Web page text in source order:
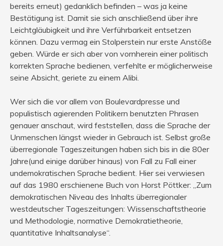
bereits erneut) gedanklich befinden – was ja keine
Bestätigung ist. Damit sie sich anschließend über ihre
Leichtgläubigkeit und ihre Verführbarkeit entsetzen
können. Dazu vermag ein Stolperstein nur erste Anstöße
geben. Würde er sich aber von vornherein einer politisch
korrekten Sprache bedienen, verfehlte er möglicherweise
seine Absicht, geriete zu einem Alibi.
Wer sich die vor allem von Boulevardpresse und
populistisch agierenden Politikern benutzten Phrasen
genauer anschaut, wird feststellen, dass die Sprache der
Unmenschen längst wieder in Gebrauch ist. Selbst große
überregionale Tageszeitungen haben sich bis in die 80er
Jahre(und einige darüber hinaus) von Fall zu Fall einer
undemokratischen Sprache bedient. Hier sei verwiesen
auf das 1980 erschienene Buch von Horst Pöttker: „Zum
demokratischen Niveau des Inhalts überregionaler
westdeutscher Tageszeitungen: Wissenschaftstheorie
und Methodologie, normative Demokratietheorie,
quantitative Inhaltsanalyse“.